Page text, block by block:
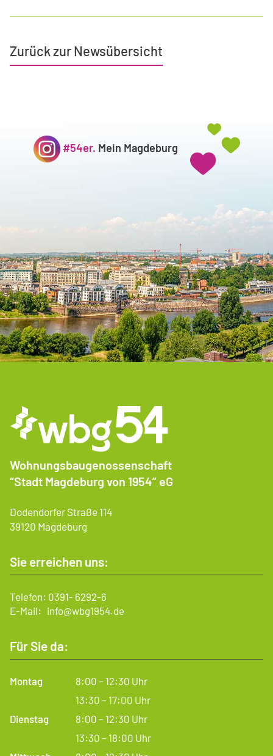
Zurück zur Newsübersicht
#54er. Mein Magdeburg
Wohnungsbaugenossenschaft
“Stadt Magdeburg von 1954” eG
Dodendorfer Straße 114
39120 Magdeburg
Sie erreichen uns:
Telefon: 0391- 6292-6
E-Mail: info@wbg1954.de
Für Sie da:
Montag
8:00 – 12:30 Uhr
13:30 – 17:00 Uhr
Dienstag
8:00 – 12:30 Uhr
13:30 – 18:00 Uhr